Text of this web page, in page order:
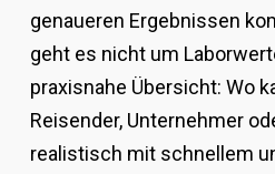
genaueren Ergebnissen
geht es nicht um
praxisnahe Übersicht: Wo
Reisender, Unternehmer
realistisch mit schnellem